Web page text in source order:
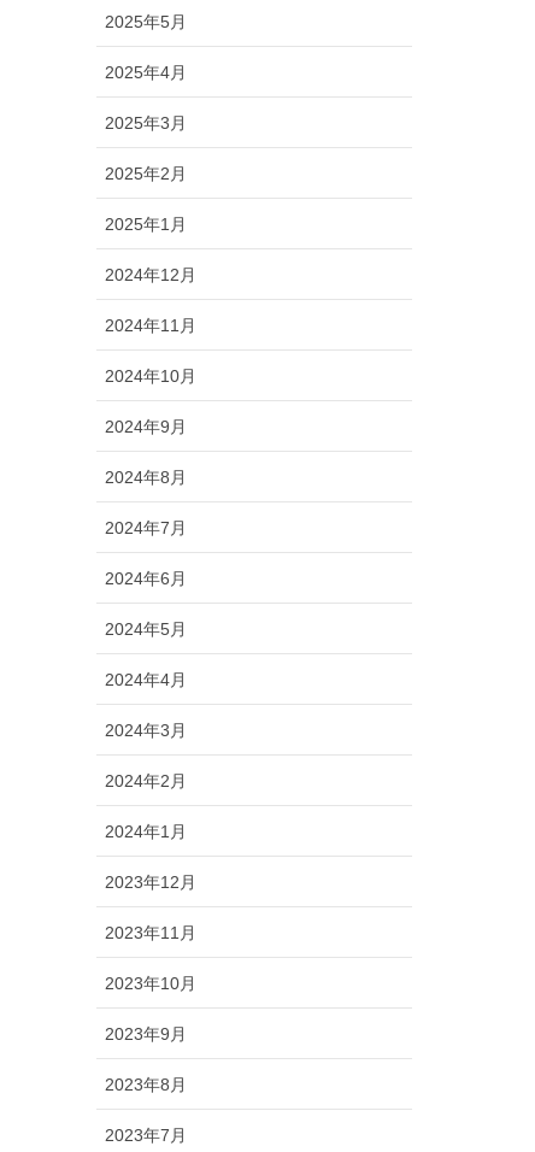
2025年5月
2025年4月
2025年3月
2025年2月
2025年1月
2024年12月
2024年11月
2024年10月
2024年9月
2024年8月
2024年7月
2024年6月
2024年5月
2024年4月
2024年3月
2024年2月
2024年1月
2023年12月
2023年11月
2023年10月
2023年9月
2023年8月
2023年7月